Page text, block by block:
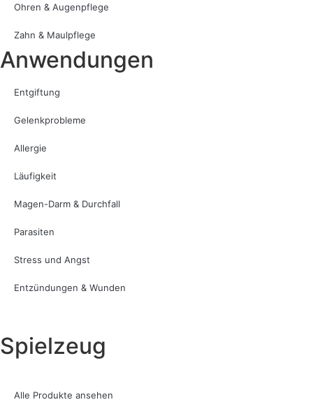
Ohren & Augenpflege
Zahn & Maulpflege
Anwendungen
Entgiftung
Gelenkprobleme
Allergie
Läufigkeit
Magen-Darm & Durchfall
Parasiten
Stress und Angst
Entzündungen & Wunden
Spielzeug
Alle Produkte ansehen